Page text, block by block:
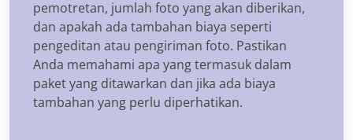
pemotretan, jumlah foto yang akan diberikan,
dan apakah ada tambahan biaya seperti
pengeditan atau pengiriman foto. Pastikan
Anda memahami apa yang termasuk dalam
paket yang ditawarkan dan jika ada biaya
tambahan yang perlu diperhatikan.